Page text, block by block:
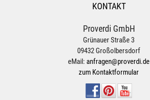
KONTAKT
Proverdi GmbH
Grünauer Straße 3
09432 Großolbersdorf
eMail: anfragen@proverdi.de
zum Kontaktformular